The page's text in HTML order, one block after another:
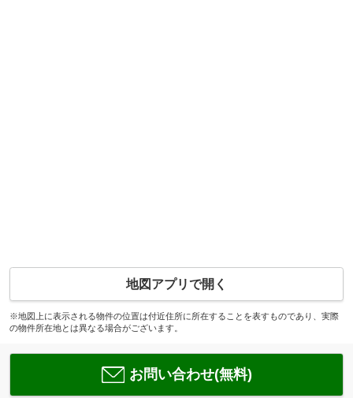
地図アプリで開く
※地図上に表示される物件の位置は付近住所に所在することを表すものであり、実際
の物件所在地とは異なる場合がございます。
お問い合わせ(無料)